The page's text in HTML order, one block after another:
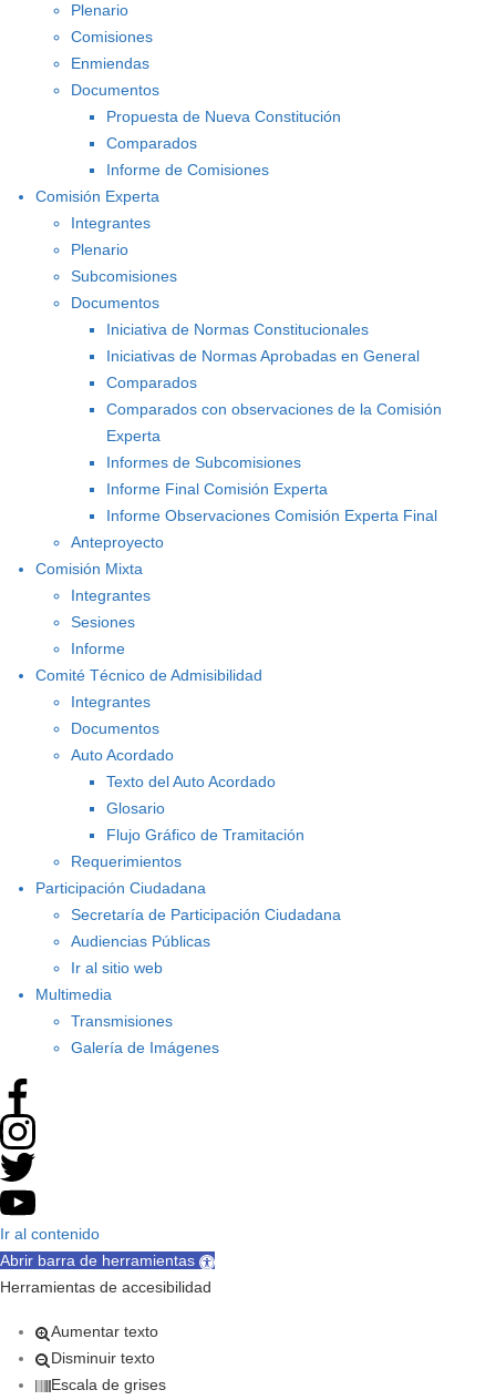
Plenario
Comisiones
Enmiendas
Documentos
Propuesta de Nueva Constitución
Comparados
Informe de Comisiones
Comisión Experta
Integrantes
Plenario
Subcomisiones
Documentos
Iniciativa de Normas Constitucionales
Iniciativas de Normas Aprobadas en General
Comparados
Comparados con observaciones de la Comisión
Experta
Informes de Subcomisiones
Informe Final Comisión Experta
Informe Observaciones Comisión Experta Final
Anteproyecto
Comisión Mixta
Integrantes
Sesiones
Informe
Comité Técnico de Admisibilidad
Integrantes
Documentos
Auto Acordado
Texto del Auto Acordado
Glosario
Flujo Gráfico de Tramitación
Requerimientos
Participación Ciudadana
Secretaría de Participación Ciudadana
Audiencias Públicas
Ir al sitio web
Multimedia
Transmisiones
Galería de Imágenes
Ir al contenido
Abrir barra de herramientas
Herramientas de accesibilidad
Aumentar texto
Disminuir texto
Escala de grises